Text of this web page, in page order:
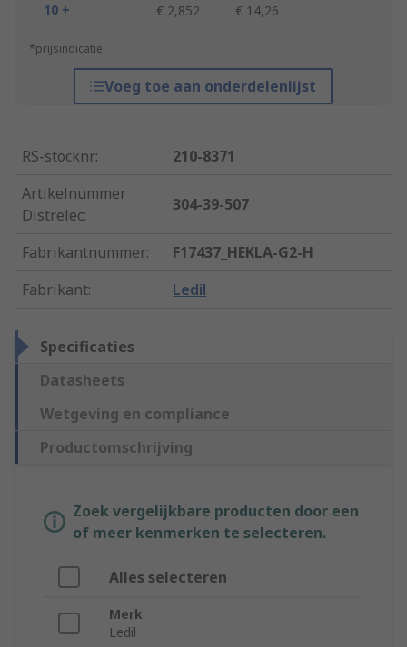
10 +
€ 2,852 € 14,26
*prijsindicatie
Voeg toe aan onderdelenlijst
RS-stocknr.:
210-8371
Artikelnummer
Distrelec:
304-39-507
Fabrikantnummer:
F17437_HEKLA-G2-H
Fabrikant: Ledil
Specificaties
Datasheets
Wetgeving en compliance
Productomschrijving
Zoek vergelijkbare producten door een
of meer kenmerken te selecteren.
Alles selecteren
Merk
Ledil